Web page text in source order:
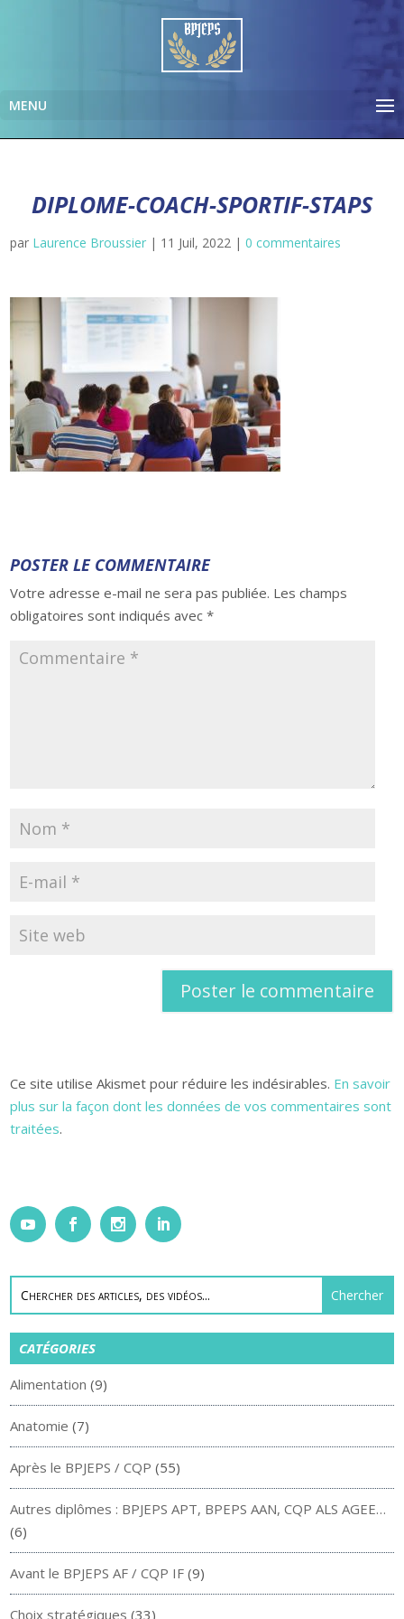
DIPLOME-COACH-SPORTIF-STAPS
par Laurence Broussier | 11 Juil, 2022 |0 commentaires
POSTER LE COMMENTAIRE
Votre adresse e-mail ne sera pas publiée. Les champs
obligatoires sont indiqués avec*
Ce site utilise Akismet pour réduire les indésirables. En savoir
plus sur la façon dont les données de vos commentaires sont
traitées.
CATÉGORIES
Alimentation (9)
Anatomie (7)
Après le BPJEPS / CQP (55)
Autres diplômes : BPJEPS APT, BPEPS AAN, CQP ALS AGEE…
(6)
Avant le BPJEPS AF / CQP IF (9)
Choix stratégiques (33)